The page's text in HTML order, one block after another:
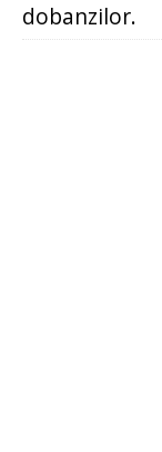
dobanzilor.